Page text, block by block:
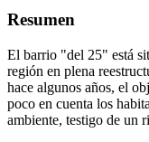
Resumen
El barrio "del 25" está
región en plena
hace algunos años, el
poco en cuenta los
ambiente, testigo de un